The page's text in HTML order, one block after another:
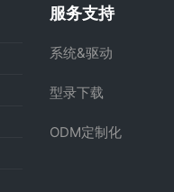
服务支持
系统&驱动
型录下载
ODM定制化